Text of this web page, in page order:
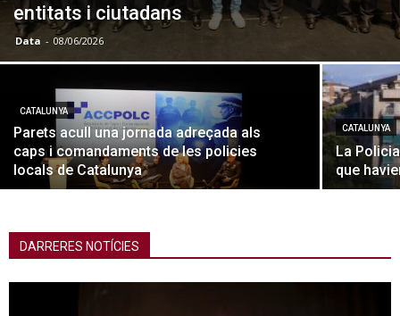
entitats i ciutadans
Data - 08/06/2026
CATALUNYA
Parets acull una jornada adreçada als
caps i comandaments de les policies
locals de Catalunya
CATALUNYA
La
que
DARRERES NOTÍCIES